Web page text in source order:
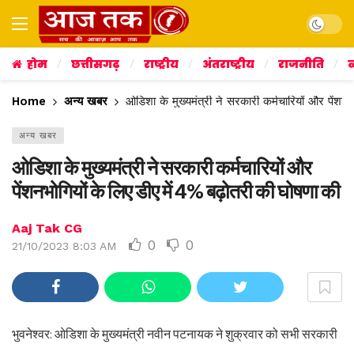
Dark
होम छत्तीसगढ़ राष्ट्रीय अंतराष्ट्रीय राजनीति
Home अन्य खबर ओडिशा के मुख्यमंत्री ने सरकारी कर्मचारियों और
अन्य खबर
ओडिशा के मुख्यमंत्री ने सरकारी कर्मचारियों और
पेंशनभोगियों के लिए डीए में 4% बढ़ोतरी की घोषणा की
Aaj Tak CG
21/10/2023 8:03 AM 0 0
भुवनेश्वर: ओडिशा के मुख्यमंत्री नवीन पटनायक ने शुक्रवार को सभी सरकारी